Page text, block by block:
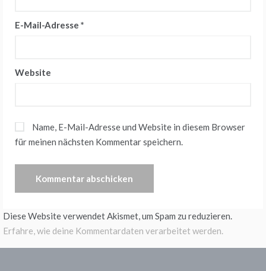
E-Mail-Adresse *
Website
Name, E-Mail-Adresse und Website in diesem Browser
für meinen nächsten Kommentar speichern.
Diese Website verwendet Akismet, um Spam zu reduzieren.
Erfahre, wie deine Kommentardaten verarbeitet werden.